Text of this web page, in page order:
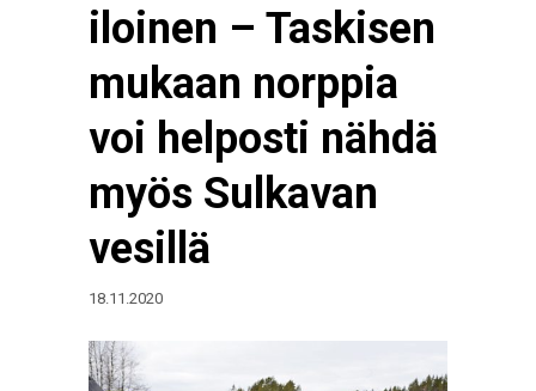
iloinen – Taskisen
mukaan norppia
voi helposti nähdä
myös Sulkavan
vesillä
18.11.2020